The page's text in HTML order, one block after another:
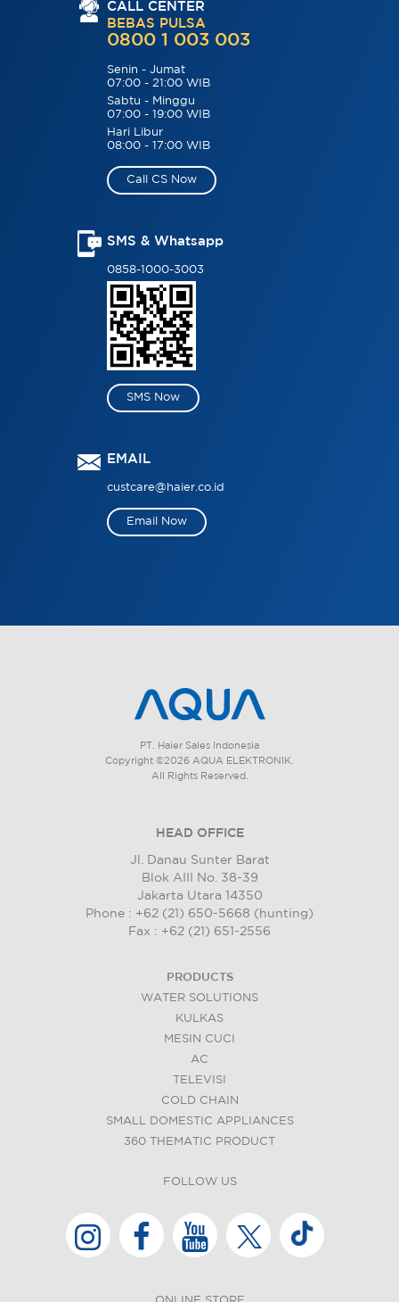
CALL CENTER
BEBAS PULSA
0800 1 003 003
Senin - Jumat
07:00 - 21:00 WIB
Sabtu - Minggu
07:00 - 19:00 WIB
Hari Libur
08:00 - 17:00 WIB
Call CS Now
SMS & Whatsapp
0858-1000-3003
SMS Now
EMAIL
custcare@haier.co.id
Email Now
PT. Haier Sales Indonesia
Copyright ©2026 AQUA ELEKTRONIK.
All Rights Reserved.
HEAD OFFICE
Jl. Danau Sunter Barat
Blok AIII No. 38-39
Jakarta Utara 14350
Phone : +62 (21) 650-5668 (hunting)
Fax : +62 (21) 651-2556
PRODUCTS
WATER SOLUTIONS
KULKAS
MESIN CUCI
AC
TELEVISI
COLD CHAIN
SMALL DOMESTIC APPLIANCES
360 THEMATIC PRODUCT
FOLLOW US